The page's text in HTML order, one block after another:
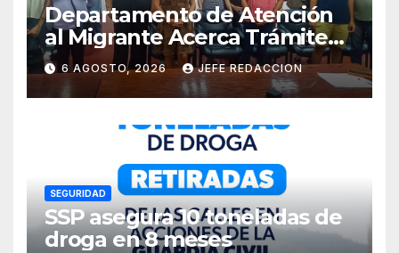
Departamento de Atención
al Migrante Acerca Trámite
de Pasaportes
Estadounidenses a
Residentes de Lázaro
Cárdenas
6 AGOSTO, 2026 JEFE REDACCION
SEGURIDAD
SSP asegura 10 toneladas de
droga en 8 meses